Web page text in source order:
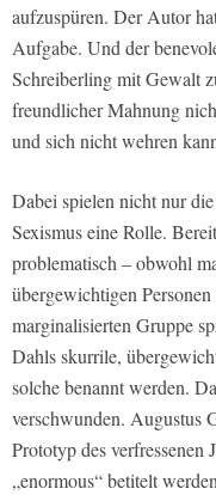
aufzuspüren. Der Autor
Aufgabe. Und der
Schreiberling mit Gewalt
freundlicher Mahnung
und sich nicht wehren
Dabei spielen nicht nur
Sexismus eine Rolle.
problematisch – obwohl
übergewichtigen
marginalisierten Gruppe
Dahls skurrile,
solche benannt werden.
verschwunden. Augustus
Prototyp des verfressenen
„enormous“ betitelt